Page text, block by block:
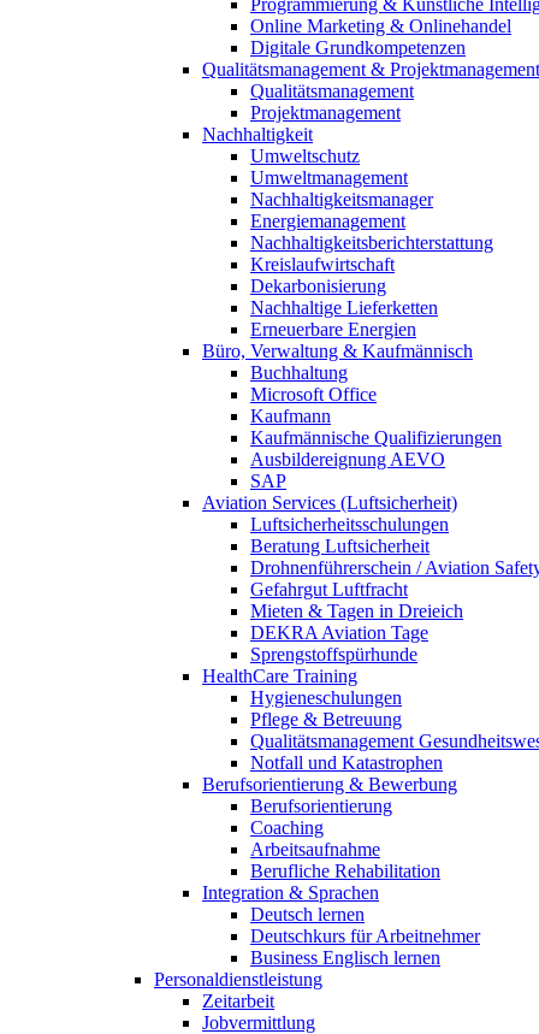
Online Marketing & Onlinehandel
Digitale Grundkompetenzen
Qualitätsmanagement & Projektmanagement
Qualitätsmanagement
Projektmanagement
Nachhaltigkeit
Umweltschutz
Umweltmanagement
Nachhaltigkeitsmanager
Energiemanagement
Nachhaltigkeitsberichterstattung
Kreislaufwirtschaft
Dekarbonisierung
Nachhaltige Lieferketten
Erneuerbare Energien
Büro, Verwaltung & Kaufmännisch
Buchhaltung
Microsoft Office
Kaufmann
Kaufmännische Qualifizierungen
Ausbildereignung AEVO
SAP
Aviation Services (Luftsicherheit)
Luftsicherheitsschulungen
Beratung Luftsicherheit
Drohnenführerschein / Aviation
Gefahrgut Luftfracht
Mieten & Tagen in Dreieich
DEKRA Aviation Tage
Sprengstoffspürhunde
HealthCare Training
Hygieneschulungen
Pflege & Betreuung
Qualitätsmanagement
Notfall und Katastrophen
Berufsorientierung & Bewerbung
Berufsorientierung
Coaching
Arbeitsaufnahme
Berufliche Rehabilitation
Integration & Sprachen
Deutsch lernen
Deutschkurs für Arbeitnehmer
Business Englisch lernen
Personaldienstleistung
Zeitarbeit
Jobvermittlung